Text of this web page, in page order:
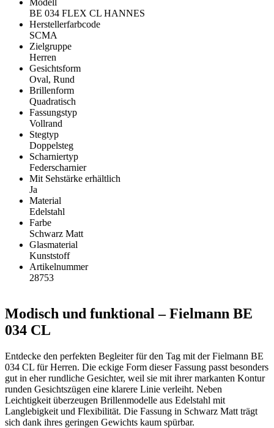
Modell
BE 034 FLEX CL HANNES
Herstellerfarbcode
SCMA
Zielgruppe
Herren
Gesichtsform
Oval, Rund
Brillenform
Quadratisch
Fassungstyp
Vollrand
Stegtyp
Doppelsteg
Scharniertyp
Federscharnier
Mit Sehstärke erhältlich
Ja
Material
Edelstahl
Farbe
Schwarz Matt
Glasmaterial
Kunststoff
Artikelnummer
28753
Modisch und funktional – Fielmann BE
034 CL
Entdecke den perfekten Begleiter für den Tag mit der Fielmann BE
034 CL für Herren. Die eckige Form dieser Fassung passt besonders
gut in eher rundliche Gesichter, weil sie mit ihrer markanten Kontur
runden Gesichtszügen eine klarere Linie verleiht. Neben
Leichtigkeit überzeugen Brillenmodelle aus Edelstahl mit
Langlebigkeit und Flexibilität. Die Fassung in Schwarz Matt trägt
sich dank ihres geringen Gewichts kaum spürbar.